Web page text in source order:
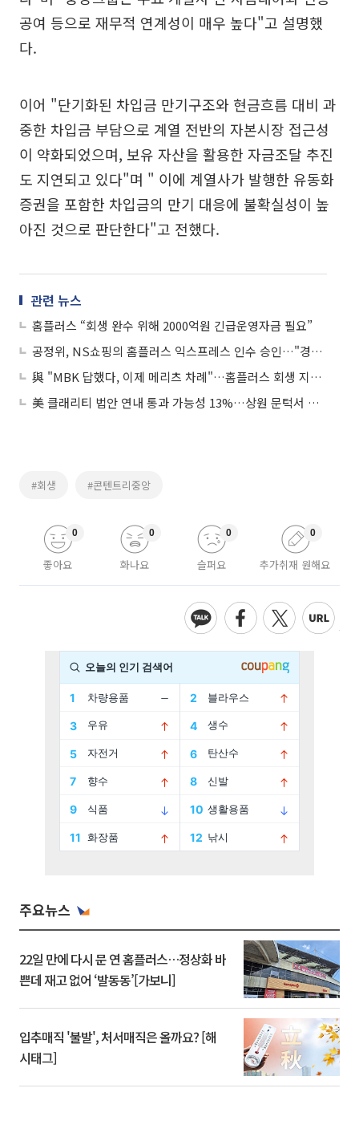
공여 등으로 재무적 연계성이 매우 높다"고 설명했
다.
이어 "단기화된 차입금 만기구조와 현금흐름 대비 과
중한 차입금 부담으로 계열 전반의 자본시장 접근성
이 약화되었으며, 보유 자산을 활용한 자금조달 추진
도 지연되고 있다"며 " 이에 계열사가 발행한 유동화
증권을 포함한 차입금의 만기 대응에 불확실성이 높
아진 것으로 판단한다"고 전했다.
관련 뉴스
홈플러스 “회생 완수 위해 2000억원 긴급운영자금 필요”
공정위, NS쇼핑의 홈플러스 익스프레스 인수 승인…"경쟁제한 낮아"
與 "MBK 답했다, 이제 메리츠 차례"…홈플러스 회생 지원 압박
美 클래리티 법안 연내 통과 가능성 13%…상원 문턱서 제동
#회생 #콘텐트리중앙
좋아요
0
화나요
0
슬퍼요
0
추가취재 원해요
0
주요뉴스
22일 만에 다시 문 연 홈플러스…정상화 바
쁜데 재고 없어 ‘발동동’[가보니]
입추매직 '불발', 처서매직은 올까요? [해
시태그]